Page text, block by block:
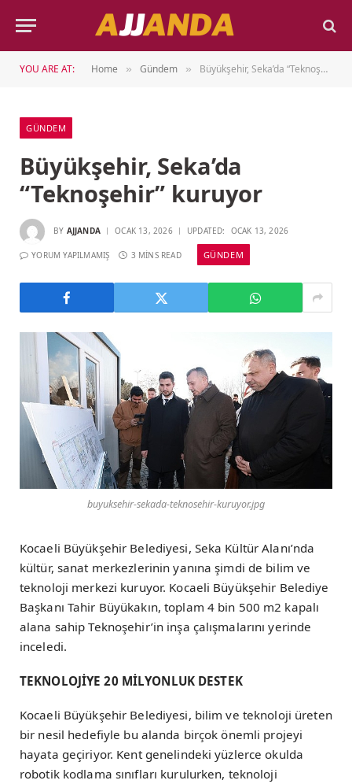
YOU ARE AT: Home » Gündem » Büyükşehir, Seka’da “Teknoşehir” kuruyor
GÜNDEM
Büyükşehir, Seka’da
“Teknoşehir” kuruyor
BY AJJANDA OCAK 13, 2026 UPDATED: OCAK 13, 2026
YORUM YAPILMAMIŞ 3 MINS READ GÜNDEM
buyuksehir-sekada-teknosehir-kuruyor.jpg
Kocaeli Büyükşehir Belediyesi, Seka Kültür Alanı’nda
kültür, sanat merkezlerinin yanına şimdi de bilim ve
teknoloji merkezi kuruyor. Kocaeli Büyükşehir Belediye
Başkanı Tahir Büyükakın, toplam 4 bin 500 m2 kapalı
alana sahip Teknoşehir’in inşa çalışmalarını yerinde
inceledi.
TEKNOLOJİYE 20 MİLYONLUK DESTEK
Kocaeli Büyükşehir Belediyesi, bilim ve teknoloji üreten
bir nesil hedefiyle bu alanda birçok önemli projeyi
hayata geçiriyor. Kent genelindeki yüzlerce okulda
robotik kodlama sınıfları kurulurken, teknoloji